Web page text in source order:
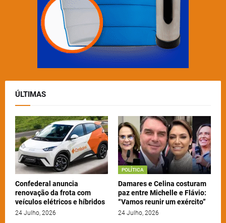
ÚLTIMAS
Confederal anuncia
renovação da frota com
veículos elétricos e híbridos
24 Julho, 2026
POLÍTICA
Damares e Celina costuram
paz entre Michelle e Flávio:
“Vamos reunir um exército”
24 Julho, 2026